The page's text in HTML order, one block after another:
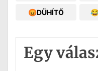
😡DÜHÍTŐ
Egy